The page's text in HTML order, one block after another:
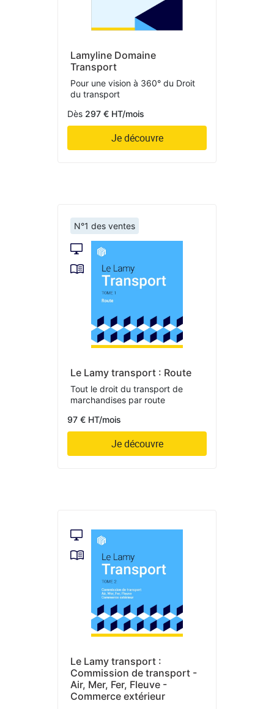
Lamyline Domaine
Transport
Pour une vision à 360° du Droit
du transport
Dès 297 € HT/mois
Je découvre
N°1 des ventes
Le Lamy transport : Route
Tout le droit du transport de
marchandises par route
97 € HT/mois
Je découvre
Le Lamy transport :
Commission de transport -
Air, Mer, Fer, Fleuve -
Commerce extérieur